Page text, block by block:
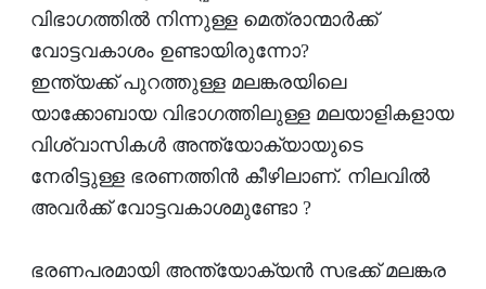
വിഭാഗത്തില്‍ നിന്നുള്ള മെത്രാന്മാര്‍ക്ക്
വോട്ടവകാശം ഉണ്ടായിരുന്നോ?
ഇന്ത്യക്ക് പുറത്തുള്ള മലങ്കരയിലെ
യാക്കോബായ വിഭാഗത്തിലുള്ള മലയാളികളായ
വിശ്വാസികള്‍ അന്ത്യോക്യായുടെ
നേരിട്ടുള്ള ഭരണത്തിന്‍ കീഴിലാണ്. നിലവില്‍
അവര്‍ക്ക് വോട്ടവകാശമുണ്ടോ ?
ഭരണപരമായി അന്ത്യോക്യന്‍ സഭക്ക് മലങ്കര